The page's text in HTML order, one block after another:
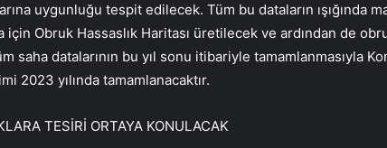
uygunluğu tespit edilecek. Tüm bu dataların ışığında
Obruk Hassaslık Haritası üretilecek ve ardından de
saha datalarının bu yıl sonu itibariyle tamamlanmasıyla
2023 yılında tamamlanacaktır.
TESİRİ ORTAYA KONULACAK